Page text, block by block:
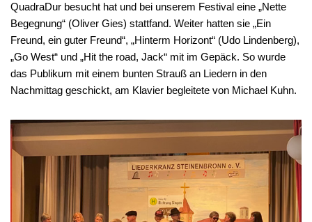
QuadraDur besucht hat und bei unserem Festival eine „Nette
Begegnung“ (Oliver Gies) stattfand. Weiter hatten sie „Ein
Freund, ein guter Freund“, „Hinterm Horizont“ (Udo Lindenberg),
„Go West“ und „Hit the road, Jack“ mit im Gepäck. So wurde
das Publikum mit einem bunten Strauß an Liedern in den
Nachmittag geschickt, am Klavier begleitete von Michael Kuhn.